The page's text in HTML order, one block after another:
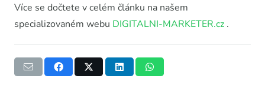
Více se dočtete v celém článku na našem
specializovaném webu DIGITALNI-MARKETER.cz .